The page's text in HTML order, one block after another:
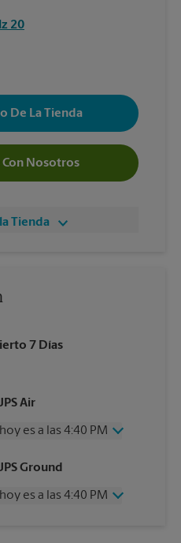
20
De La Tienda
Nosotros
Tienda
7 Días
Air
es a las 4:40 PM
Ground
es a las 4:40 PM